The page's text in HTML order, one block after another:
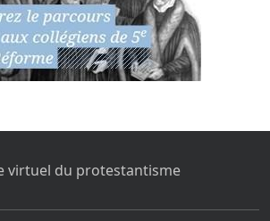
virtuel du protestantisme